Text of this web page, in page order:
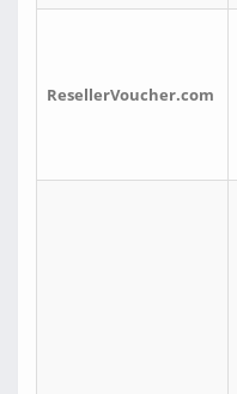
ResellerVoucher.com